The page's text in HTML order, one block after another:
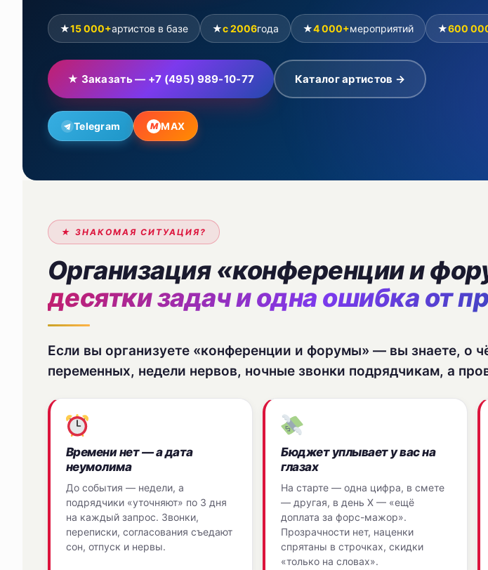
★15 000+артистов в базе ★с 2006года ★4 000+мероприятий ★600
★ Заказать — +7 (495) 989-10-77 Каталог артистов →
Telegram M MAX
★ ЗНАКОМАЯ СИТУАЦИЯ?
Организация «конференции и
десятки задач и одна ошибка от
Если вы организуете «конференции и форумы» — вы знаете, о
переменных, недели нервов, ночные звонки подрядчикам, а
Времени нет — а дата
неумолима
До события — недели, а
подрядчики «уточняют» по 3 дня
на каждый запрос. Звонки,
переписки, согласования съедают
сон, отпуск и нервы.
Бюджет уплывает у вас на
глазах
На старте — одна цифра, в смете
— другая, в день Х — «ещё
доплата за форс-мажор».
Прозрачности нет, наценки
спрятаны в строчках, скидки
«только на словах».